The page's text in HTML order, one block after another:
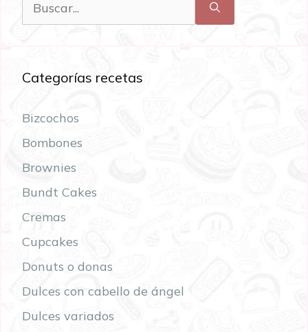
Categorías recetas
Bizcochos
Bombones
Brownies
Bundt Cakes
Cremas
Cupcakes
Donuts o donas
Dulces con cabello de ángel
Dulces variados